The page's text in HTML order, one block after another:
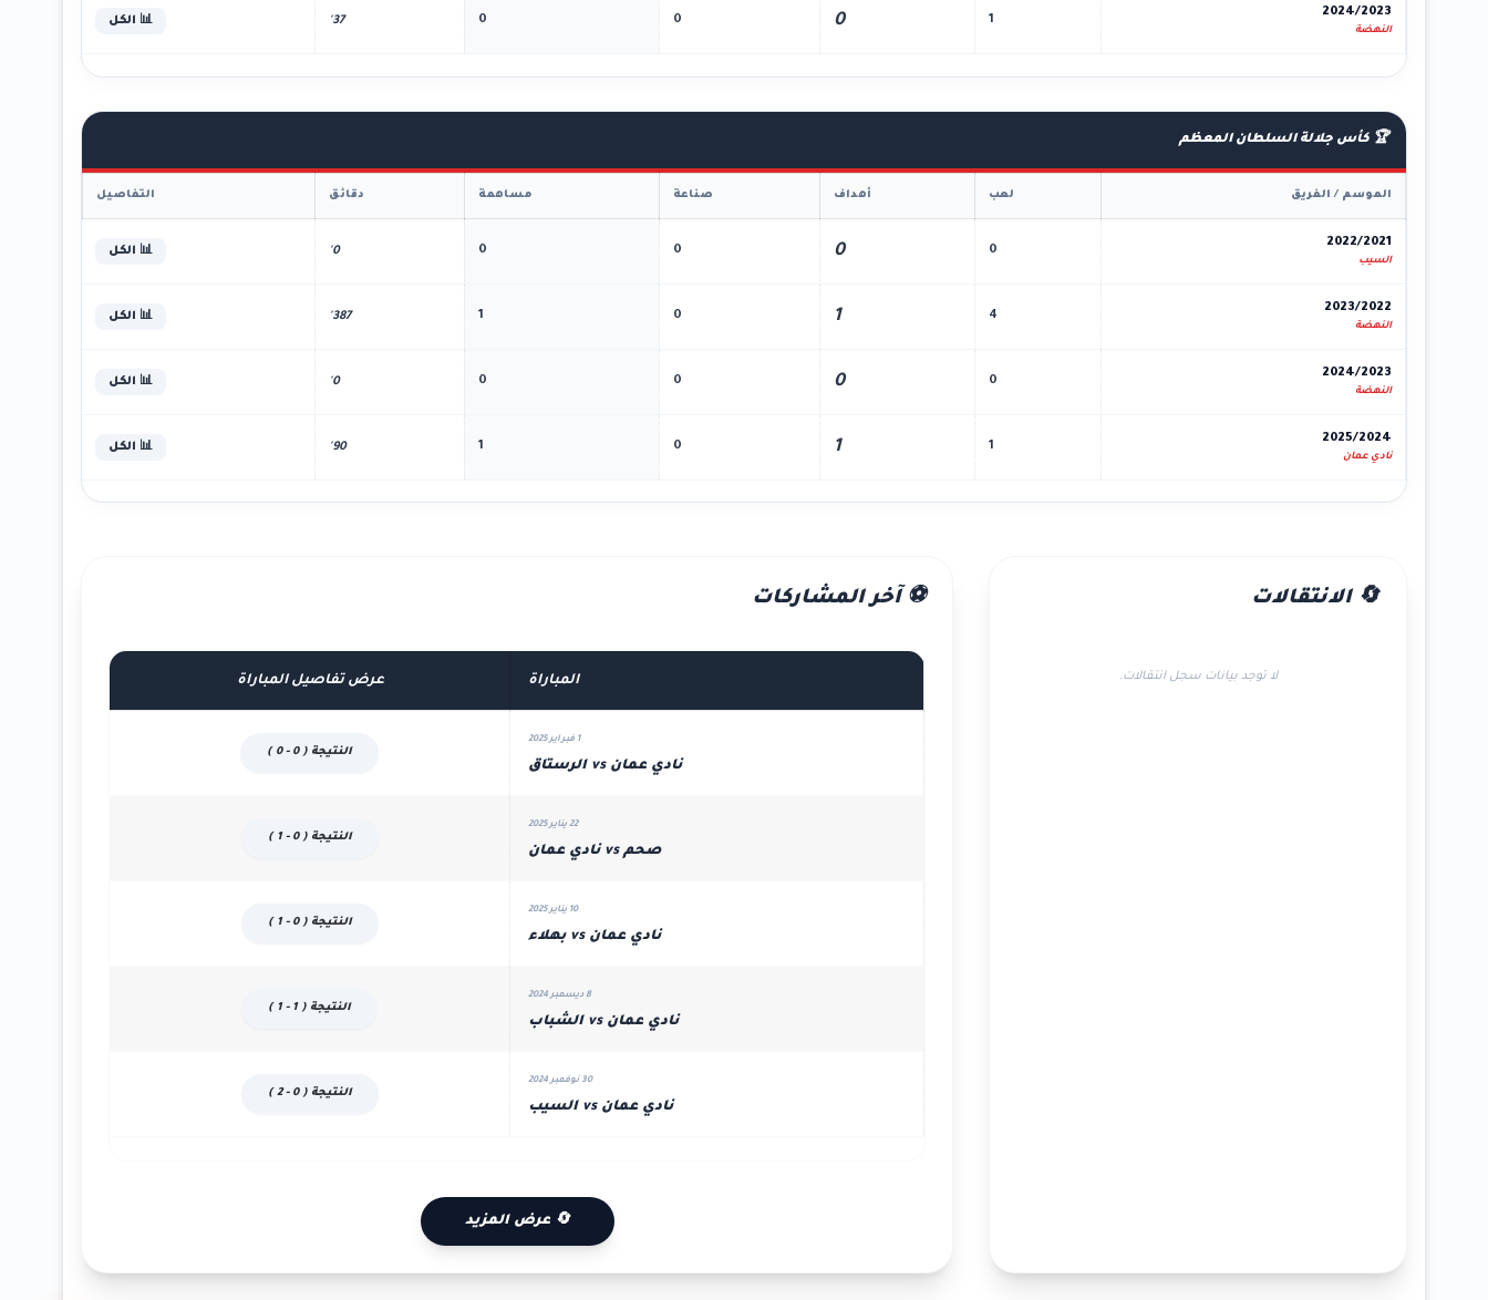
2024/2023
النهضة
1
0
0
0
37' 📊 الكل
🏆 كأس جلالة السلطان المعظم
الموسم / الفريق لعب أهداف صناعة مساهمة دقائق التفاصيل
2022/2021
السيب
0
0
0
0
0' 📊 الكل
2023/2022
النهضة
4
1
0
1
387' 📊 الكل
2024/2023
النهضة
0
0
0
0
0' 📊 الكل
2025/2024
نادي عمان
1
1
0
1
90' 📊 الكل
🔄 الانتقالات
لا توجد بيانات سجل انتقالات.
⚽ آخر المشاركات
المباراة عرض تفاصيل المباراة
1 فبراير 2025
نادي عمان vs الرستاق
النتيجة ( 0 - 0 )
22 يناير 2025
صحم vs نادي عمان
النتيجة ( 0 - 1 )
10 يناير 2025
نادي عمان vs بهلاء
النتيجة ( 0 - 1 )
8 ديسمبر 2024
نادي عمان vs الشباب
النتيجة ( 1 - 1 )
30 نوفمبر 2024
نادي عمان vs السيب
النتيجة ( 0 - 2 )
🔄 عرض المزيد